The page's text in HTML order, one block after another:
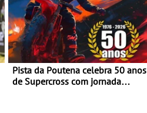
Pista da Poutena celebra 50 anos
de Supercross com jornada